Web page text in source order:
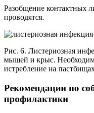
Разобщение контактных
проводятся.
Рис. 6. Листериозная
мышей и крыс.
истребление на
Рекомендации по
профилактики